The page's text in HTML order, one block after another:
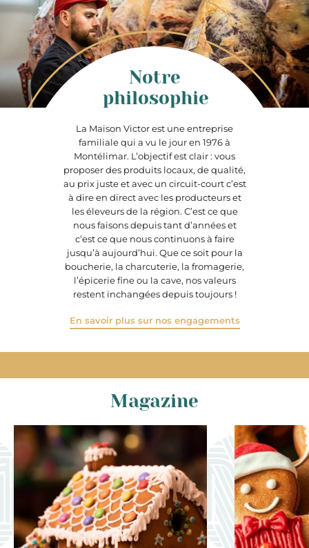
La Maison Victor est une entreprise
familiale qui a vu le jour en 1976 à
Montélimar. L’objectif est clair : vous
proposer des produits locaux, de qualité,
au prix juste et avec un circuit-court c’est
à dire en direct avec les producteurs et
les éleveurs de la région. C’est ce que
nous faisons depuis tant d’années et
c’est ce que nous continuons à faire
jusqu’à aujourd’hui. Que ce soit pour la
boucherie, la charcuterie, la fromagerie,
l’épicerie fine ou la cave, nos valeurs
restent inchangées depuis toujours !
En savoir plus sur nos engagements
Notre
philosophie
Magazine